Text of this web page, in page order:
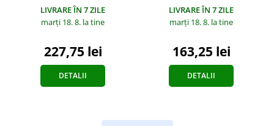
LIVRARE ÎN 7 ZILE
marți 18. 8. la tine
227,75 lei
DETALII
LIVRARE ÎN 7 ZILE
marți 18. 8. la tine
163,25 lei
DETALII